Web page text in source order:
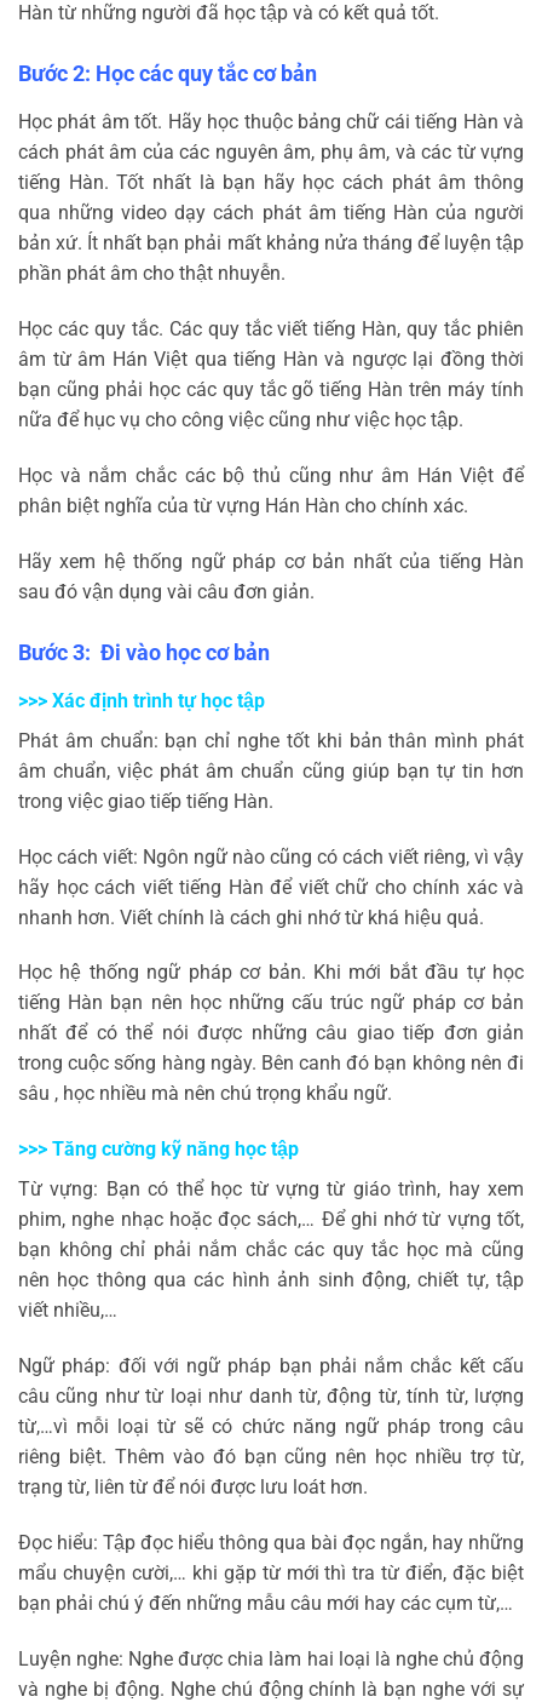
Hàn từ những người đã học tập và có kết quả tốt.
Bước 2: Học các quy tắc cơ bản
Học phát âm tốt. Hãy học thuộc bảng chữ cái tiếng Hàn và
cách phát âm của các nguyên âm, phụ âm, và các từ vựng
tiếng Hàn. Tốt nhất là bạn hãy học cách phát âm thông
qua những video dạy cách phát âm tiếng Hàn của người
bản xứ. Ít nhất bạn phải mất khảng nửa tháng để luyện tập
phần phát âm cho thật nhuyễn.
Học các quy tắc. Các quy tắc viết tiếng Hàn, quy tắc phiên
âm từ âm Hán Việt qua tiếng Hàn và ngược lại đồng thời
bạn cũng phải học các quy tắc gõ tiếng Hàn trên máy tính
nữa để hục vụ cho công việc cũng như việc học tập.
Học và nắm chắc các bộ thủ cũng như âm Hán Việt để
phân biệt nghĩa của từ vựng Hán Hàn cho chính xác.
Hãy xem hệ thống ngữ pháp cơ bản nhất của tiếng Hàn
sau đó vận dụng vài câu đơn giản.
Bước 3: Đi vào học cơ bản
>>> Xác định trình tự học tập
Phát âm chuẩn: bạn chỉ nghe tốt khi bản thân mình phát
âm chuẩn, việc phát âm chuẩn cũng giúp bạn tự tin hơn
trong việc giao tiếp tiếng Hàn.
Học cách viết: Ngôn ngữ nào cũng có cách viết riêng, vì vậy
hãy học cách viết tiếng Hàn để viết chữ cho chính xác và
nhanh hơn. Viết chính là cách ghi nhớ từ khá hiệu quả.
Học hệ thống ngữ pháp cơ bản. Khi mới bắt đầu tự học
tiếng Hàn bạn nên học những cấu trúc ngữ pháp cơ bản
nhất để có thể nói được những câu giao tiếp đơn giản
trong cuộc sống hàng ngày. Bên canh đó bạn không nên đi
sâu , học nhiều mà nên chú trọng khẩu ngữ.
>>> Tăng cường kỹ năng học tập
Từ vựng: Bạn có thể học từ vựng từ giáo trình, hay xem
phim, nghe nhạc hoặc đọc sách,… Để ghi nhớ từ vựng tốt,
bạn không chỉ phải nắm chắc các quy tắc học mà cũng
nên học thông qua các hình ảnh sinh động, chiết tự, tập
viết nhiều,…
Ngữ pháp: đối với ngữ pháp bạn phải nắm chắc kết cấu
câu cũng như từ loại như danh từ, động từ, tính từ, lượng
từ,…vì mỗi loại từ sẽ có chức năng ngữ pháp trong câu
riêng biệt. Thêm vào đó bạn cũng nên học nhiều trợ từ,
trạng từ, liên từ để nói được lưu loát hơn.
Đọc hiểu: Tập đọc hiểu thông qua bài đọc ngắn, hay những
mẩu chuyện cười,… khi gặp từ mới thì tra từ điển, đặc biệt
bạn phải chú ý đến những mẫu câu mới hay các cụm từ,…
Luyện nghe: Nghe được chia làm hai loại là nghe chủ động
và nghe bị động. Nghe chú động chính là bạn nghe với sự